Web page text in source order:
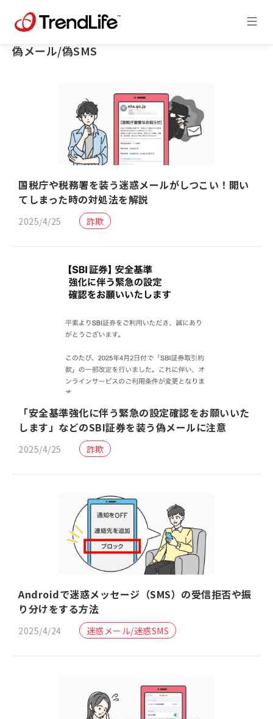
偽メール/偽SMS
国税庁や税務署を装う迷惑メールがしつこい！開い
てしまった時の対処法を解説
2025/4/25 詐欺
「安全基準強化に伴う緊急の設定確認をお願いいた
します」などのSBI証券を装う偽メールに注意
2025/4/25 詐欺
Androidで迷惑メッセージ（SMS）の受信拒否や振
り分けをする方法
2025/4/24 迷惑メール/迷惑SMS